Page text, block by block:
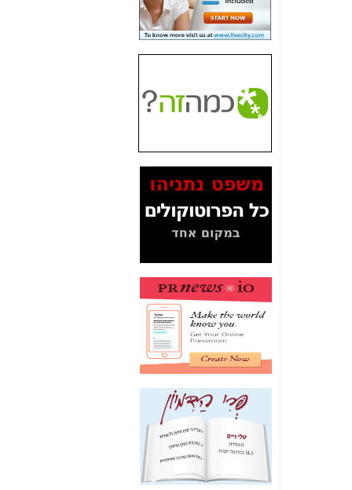
האם השר איוב קרא
היה צריך בכלל לחתום
האם ביבי וקרא קבלו
בכלל תמורה עבור
ההטבות הרגולטוריות
מוכיחים "תפירת תיק"
לאיש הלא נכון! -כאן
עובדות ומסמכים
האם ביבי כשר
תקשורת עזר לקב'
בזק? -כאן
מה מקור ה-Fake
News שהביא לתפירת
תיק לביבי והעלמת
החשודים הנכונים -כאן
אחת הרגליים של "תיק
4000 התפור"
התמוטטה היום
בניצחון (כפול) של בזק
-
כאן
איך כתבות מפנקות
הפכו לפתע לטובת